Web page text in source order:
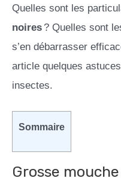
Quelles sont les
noires ? Quelles sont
s’en débarrasser
article quelques
insectes.
Sommaire
Grosse